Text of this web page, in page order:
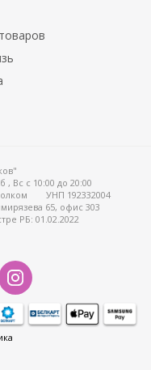
, Вс c 10:00 до 20:00
УНП 192332004
65, офис 303
РБ: 01.02.2022